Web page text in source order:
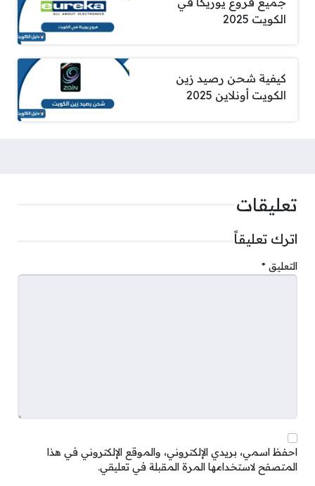
الكويت 2025
كيفية شحن رصيد زين
الكويت أونلاين 2025
تعليقات
اترك تعليقاً
التعليق *
احفظ اسمي، بريدي الإلكتروني، والموقع الإلكتروني في هذا
المتصفح لاستخدامها المرة المقبلة في تعليقي.